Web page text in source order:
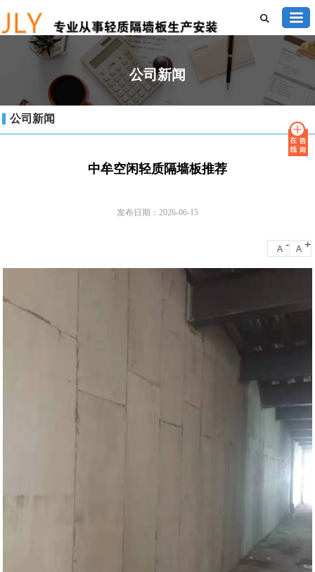
公司新闻
公司新闻
中牟空闲轻质隔墙板推荐
发布日期：2026-06-15
A - A +